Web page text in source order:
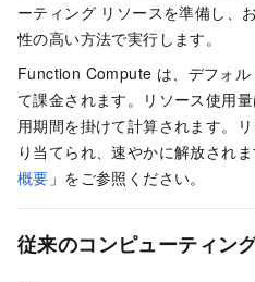
ーティング リソースを準備し、
性の高い方法で実行します。
Function Compute は、デフォ
て課金されます。リソース使用
用期間を掛けて計算されます。
り当てられ、速やかに解放され
概要 」をご参照ください。
従来のコンピューティン